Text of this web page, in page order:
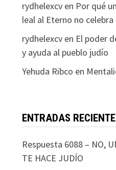
rydhelexcven Por qué
leal al Eterno no
rydhelexcven El poder
y ayuda al pueblo judío
Yehuda Ribco en
ENTRADAS
Respuesta 6088 – NO,
TE HACE JUDÍO